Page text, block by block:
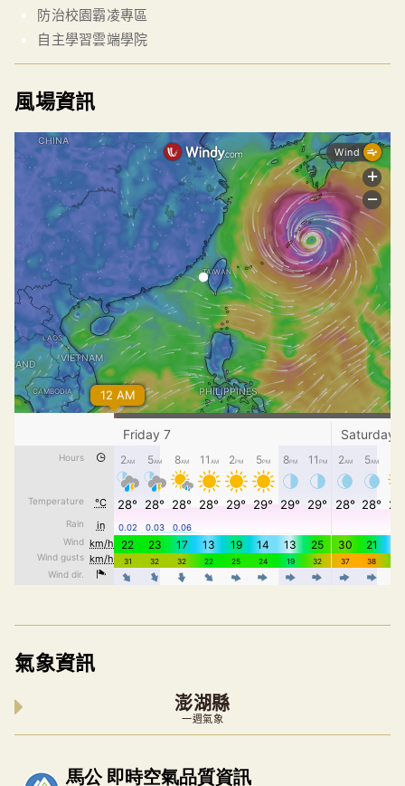
防治校園霸凌專區
自主學習雲端學院
風場資訊
氣象資訊
澎湖縣
一週氣象
內嵌空氣品質小工具為視覺預覽，完整即時空